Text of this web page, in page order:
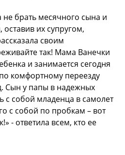
брать месячного сына и
их супругом,
своим
так! Мама Ванечки
и занимается сегодня
комфортному переезду
Сын у папы в надежных
с собой младенца в самолет
с собой по пробкам – вот
- ответила всем, кто ее